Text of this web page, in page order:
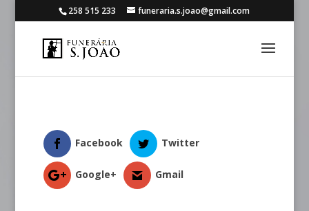
258 515 233 funeraria.s.joao@gmail.com
Facebook Twitter
Google+ Gmail